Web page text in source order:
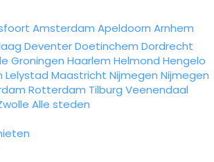
Amsterdam Apeldoorn Arnhem
DeventerDoetinchem Dordrecht
Groningen Haarlem Helmond Hengelo
Lelystad Maastricht Nijmegen Nijmegen
Rotterdam Tilburg Veenendaal
Alle steden